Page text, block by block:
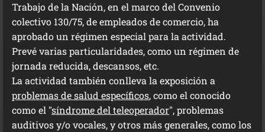
Trabajo de la Nación, en el marco del Convenio
colectivo 130/75, de empleados de comercio, ha
aprobado un régimen especial para la actividad.
Prevé varias particularidades, como un régimen de
jornada reducida, descansos, etc.
La actividad también conlleva la exposición a
problemas de salud específicos, como el conocido
como el "síndrome del teleoperador", problemas
auditivos y/o vocales, y otros más generales, como los